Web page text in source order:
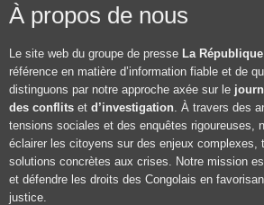
À propos de nous
Le site web du groupe de presse La République
référence en matière d’information fiable et de
distinguons par notre approche axée sur le
des conflits et d’investigation. À travers des
tensions sociales et des enquêtes rigoureuses,
éclairer les citoyens sur des enjeux complexes,
solutions concrètes aux crises. Notre mission
et défendre les droits des Congolais en
justice.